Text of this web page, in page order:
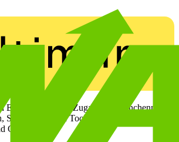
Elektrofachkräfte Zugang zu Branchennews,
und Tools – alles auf einer
Community.